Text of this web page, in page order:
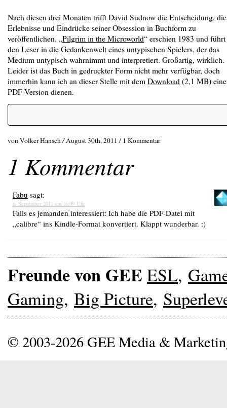
Nach diesen drei Monaten trifft David Sudnow die Entscheidung, die
Erlebnisse und Eindrücke seiner Obsession in Buchform zu
veröffentlichen. „Pilgrim in the Microworld“ erschien 1983 und führt
den Leser in die Gedankenwelt eines untypischen Spielers, der das
Medium untypisch wahrnimmt und interpretiert. Großartig, wirklich.
Leider ist das Buch in gedruckter Form nicht mehr verfügbar, doch
immerhin kann ich an dieser Stelle mit dem Download (2,1 MB)
PDF-Version dienen.
von Volker Hansch/August 30th, 2011 / 1 Kommentar
1 Kommentar
Fabu sagt:
6. September 2011 um 16:09 Uhr
Falls es jemanden interessiert: Ich habe die PDF-Datei mit
„calibre“ ins Kindle-Format konvertiert. Klappt wunderbar. :)
Freunde von GEE ESL,
Gaming, Big Picture,
© 2003-2026 GEE Media &